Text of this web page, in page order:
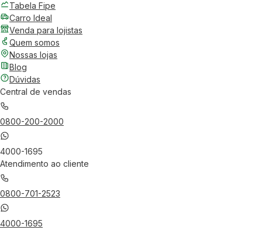
Tabela Fipe
Carro Ideal
Venda para lojistas
Quem somos
Nossas lojas
Blog
Dúvidas
Central de vendas
0800-200-2000
4000-1695
Atendimento ao cliente
0800-701-2523
4000-1695